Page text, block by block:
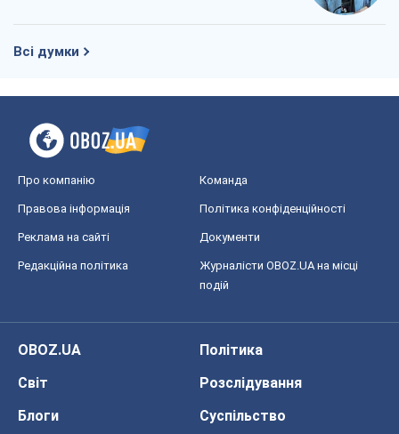
Всі думки
Про компанію Команда
Правова інформація Політика конфіденційності
Реклама на сайті Документи
Редакційна політика
Журналісти OBOZ.UA на місці
подій
OBOZ.UA
Політика
Світ
Розслідування
Блоги
Суспільство